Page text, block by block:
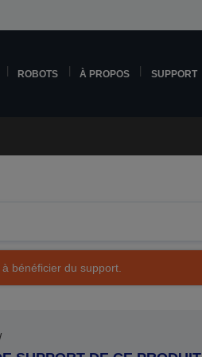
ROBOTS À PROPOS SUPPORT
bénéficier du support.